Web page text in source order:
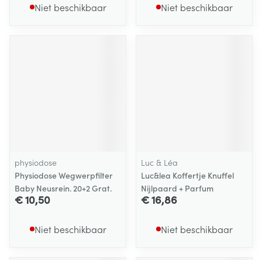
Niet beschikbaar Niet beschikbaar
physiodose
Physiodose Wegwerpfilter
Baby Neusrein. 20+2 Grat.
€ 10,50
Niet beschikbaar
Luc & Léa
Luc&lea Koffertje Knuffel
Nijlpaard + Parfum
€ 16,86
Niet beschikbaar